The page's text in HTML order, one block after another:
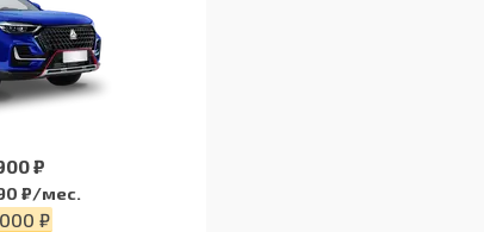
₽
₽/мес.
₽